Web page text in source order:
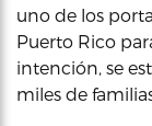
uno de los
Puerto Rico
intención, se
miles de